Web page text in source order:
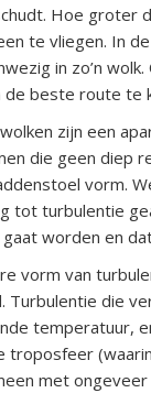
Hoe groter
te vliegen. In
in zo’n
beste route te
zijn een
die geen diep
vorm.
tot turbulentie
worden en
vorm van
Turbulentie die
temperatuur,
troposfeer
met